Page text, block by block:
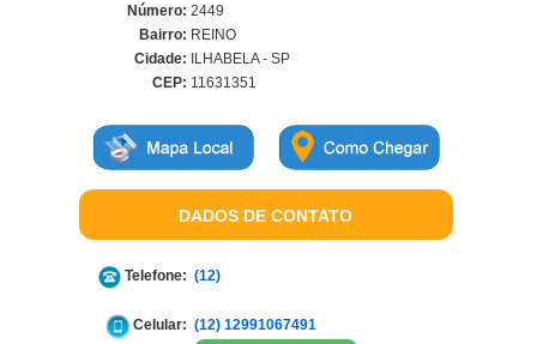
Número: 2449
Bairro: REINO
Cidade:
ILHABELA - SP
CEP: 11631351
DADOS DE CONTATO
Telefone: (12)
Celular: (12) 12991067491